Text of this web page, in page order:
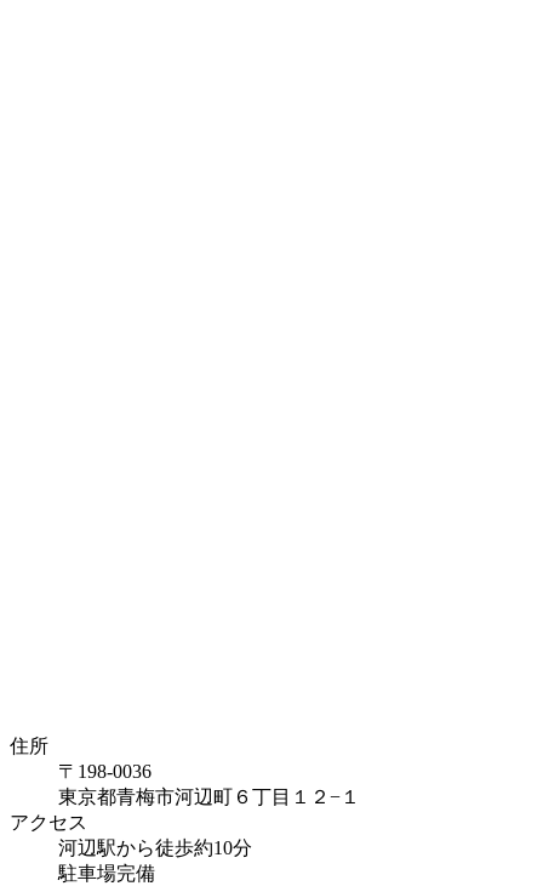
住所
〒198-0036
東京都青梅市河辺町６丁目１２−１
アクセス
河辺駅から徒歩約10分
駐車場完備